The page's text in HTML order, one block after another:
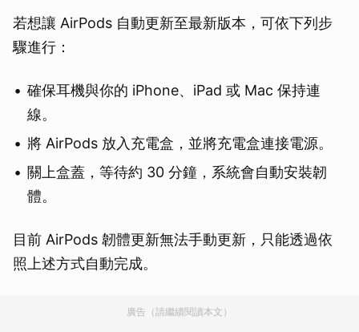
若想讓 AirPods 自動更新至最新版本，可依下列步
驟進行：
確保耳機與你的 iPhone、iPad 或 Mac 保持連
線。
將 AirPods 放入充電盒，並將充電盒連接電源。
關上盒蓋，等待約 30 分鐘，系統會自動安裝韌
體。
目前 AirPods 韌體更新無法手動更新，只能透過依
照上述方式自動完成。
廣告（請繼續閱讀本文）